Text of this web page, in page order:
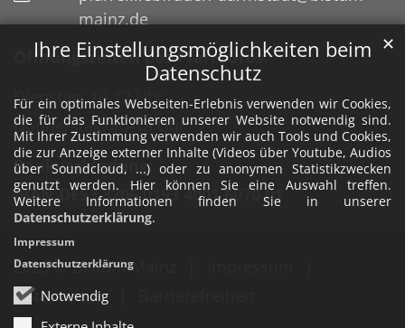
Ihre Einstellungsmöglichkeiten beim
Datenschutz
Für ein optimales Webseiten-Erlebnis verwenden wir Cookies,
die für das Funktionieren unserer Website notwendig sind.
Mit Ihrer Zustimmung verwenden wir auch Tools und Cookies,
die zur Anzeige externer Inhalte (Videos über Youtube, Audios
über Soundcloud, ...) oder zu anonymen Statistikzwecken
genutzt werden. Hier können Sie eine Auswahl treffen.
Weitere Informationen finden Sie in unserer
Datenschutzerklärung.
Notwendig
✕
Impressum
Datenschutzerklärung
mainz.de
Öffnungszeiten des Pfarrbüros:
Dienstag: 10-12 Uhr
Donnerstag: 15-18 Uhr
Bankverbindung:
IBAN DE53 3706 0193 4001 6070 01
2025 © Bistum Mainz
Datenschutz